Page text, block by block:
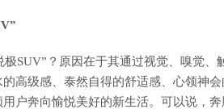
SUV”？原因在于其通过视觉、嗅觉、
高级感、泰然自得的舒适感、心领神
户奔向愉悦美好的新生活。可以说，